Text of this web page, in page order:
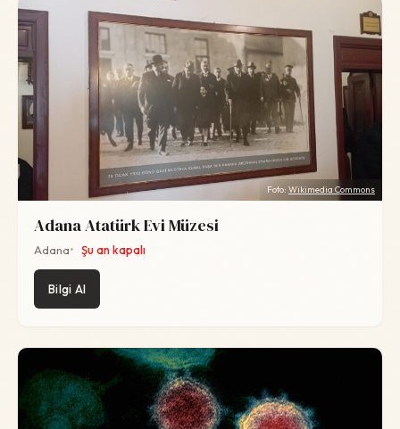
Foto: Wikimedia Commons
Adana Atatürk Evi Müzesi
Adana Şu an kapalı
Bilgi Al